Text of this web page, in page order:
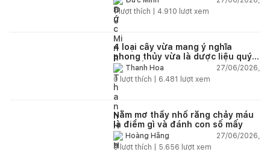
1lượt thích | 4.910 lượt xem
4 loại cây vừa mang ý nghĩa
phong thủy vừa là dược liệu quý
nên trồng trong nhà
Thanh Hoa
27/06/2026,
0 lượt thích | 6.481 lượt xem
Nằm mơ thấy nhổ răng chảy máu
là điềm gì và đánh con số mấy
Hoàng Hằng
27/06/2026,
0lượt thích | 5.656 lượt xem